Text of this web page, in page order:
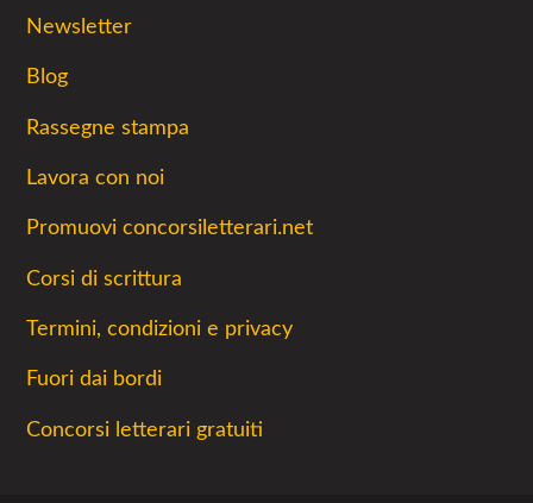
Newsletter
Blog
Rassegne stampa
Lavora con noi
Promuovi concorsiletterari.net
Corsi di scrittura
Termini, condizioni e privacy
Fuori dai bordi
Concorsi letterari gratuiti